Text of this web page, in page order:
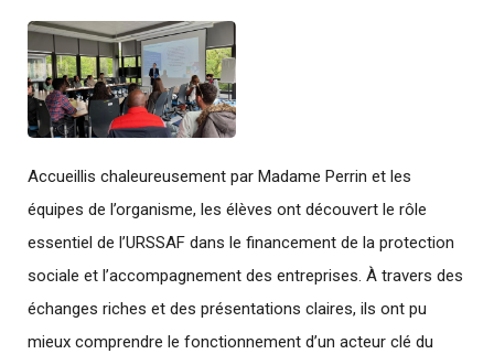
Accueillis chaleureusement par Madame Perrin et les
équipes de l’organisme, les élèves ont découvert le rôle
essentiel de l’URSSAF dans le financement de la protection
sociale et l’accompagnement des entreprises. À travers des
échanges riches et des présentations claires, ils ont pu
mieux comprendre le fonctionnement d’un acteur clé du